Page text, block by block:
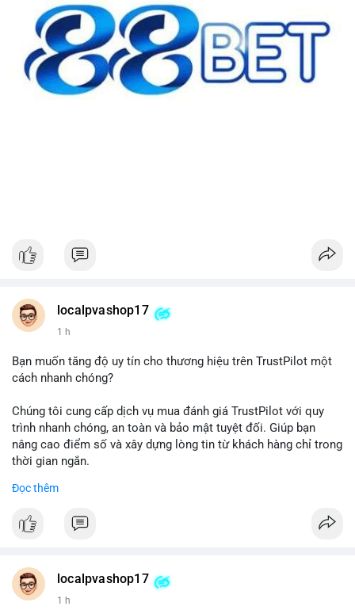
localpvashop17
1 h
Bạn muốn tăng độ uy tín cho thương hiệu trên TrustPilot một
cách nhanh chóng?
Chúng tôi cung cấp dịch vụ mua đánh giá TrustPilot với quy
trình nhanh chóng, an toàn và bảo mật tuyệt đối. Giúp bạn
nâng cao điểm số và xây dựng lòng tin từ khách hàng chỉ trong
thời gian ngắn.
Đặt hàng ngay hôm nay để nhận ưu đãi:
👉 Order tại: localpvashop
👉 Telegram: @localpvashop
👉 Email: localpvashop@gmail.com
Đọc thêm
localpvashop17
1 h